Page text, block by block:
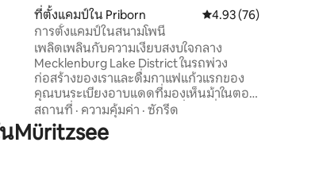
ที่ตั้งแคมป์ใน Priborn คะแนนเฉลี่ย 4.93 จาก
4.93 (76)
การตั้งแคมป์ในสนามโพนี่
เพลิดเพลินกับความเงียบสงบใจกลาง
Mecklenburg Lake District ในรถพ่วง
ก่อสร้างของเราและดื่มกาแฟแก้วแรกของ
คุณบนระเบียงอาบแดดที่มองเห็นม้าในตอน
เช้าและไวน์แสนอร่อยในยามค่ำคืนที่เต็มไป
ด้วยดวงดาวในตอนเย็นเตียงขนาดใหญ่
(อย่างน้อย 2 คน), โซฟาแบบพับเก็บได้และ
สถานที่ · ความคุ้มค่า · ซักรีด
Müritzsee